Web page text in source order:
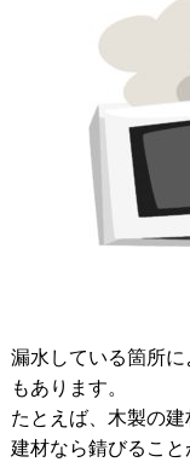
漏水している箇所
もあります。
たとえば、木製の
建材なら錆びるこ